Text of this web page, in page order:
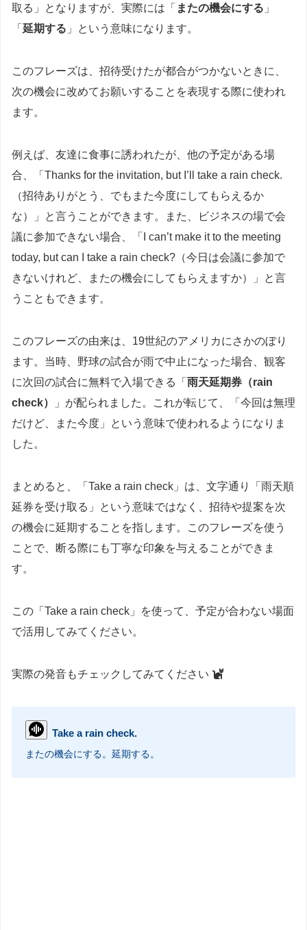
取る」となりますが、実際には「 またの機会にする 」
「 延期する 」という意味になります。
このフレーズは、招待受けたが都合がつかないときに、
次の機会に改めてお願いすることを表現する際に使われ
ます。
例えば、友達に食事に誘われたが、他の予定がある場
合、「Thanks for the invitation, but I’ll take a rain check.
（招待ありがとう、でもまた今度にしてもらえるか
な）」と言うことができます。また、ビジネスの場で会
議に参加できない場合、「I can’t make it to the meeting
today, but can I take a rain check?（今日は会議に参加で
きないけれど、またの機会にしてもらえますか）」と言
うこともできます。
このフレーズの由来は、19世紀のアメリカにさかのぼり
ます。当時、野球の試合が雨で中止になった場合、観客
に次回の試合に無料で入場できる「 雨天延期券（rain
check）
」が配られました。これが転じて、「今回は無理
だけど、また今度」という意味で使われるようになりま
した。
まとめると、「Take a rain check」は、文字通り「雨天順
延券を受け取る」という意味ではなく、招待や提案を次
の機会に延期することを指します。このフレーズを使う
ことで、断る際にも丁寧な印象を与えることができま
す。
この「Take a rain check」を使って、予定が合わない場面
で活用してみてください。
実際の発音もチェックしてみてください
Take a rain check.
またの機会にする。延期する。